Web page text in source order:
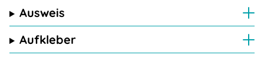
Ausweis
Aufkleber